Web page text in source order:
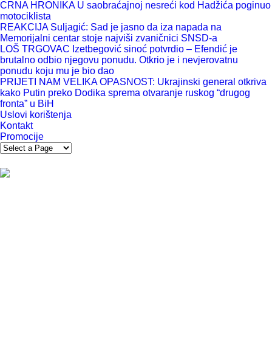
CRNA HRONIKA U saobraćajnoj nesreći kod Hadžića poginuo
motociklista
REAKCIJA Suljagić: Sad je jasno da iza napada na
Memorijalni centar stoje najviši zvaničnici SNSD-a
LOŠ TRGOVAC Izetbegović sinoć potvrdio – Efendić je
brutalno odbio njegovu ponudu. Otkrio je i nevjerovatnu
ponudu koju mu je bio dao
PRIJETI NAM VELIKA OPASNOST: Ukrajinski general otkriva
kako Putin preko Dodika sprema otvaranje ruskog “drugog
fronta” u BiH
Uslovi korištenja
Kontakt
Promocije